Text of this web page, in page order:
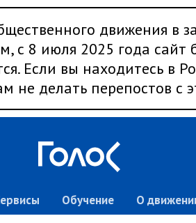
движения в
с 8 июля 2025 года сайт
Если вы находитесь в
делать перепостов с
Обучение О